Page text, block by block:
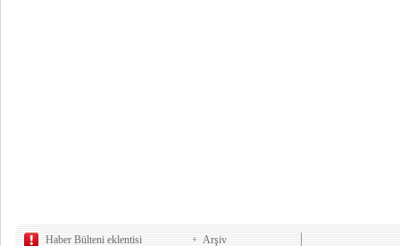
Haber Bülteni eklentisi
Arşiv